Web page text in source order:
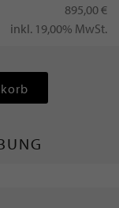
895,00 €
inkl. 19,00% MwSt.